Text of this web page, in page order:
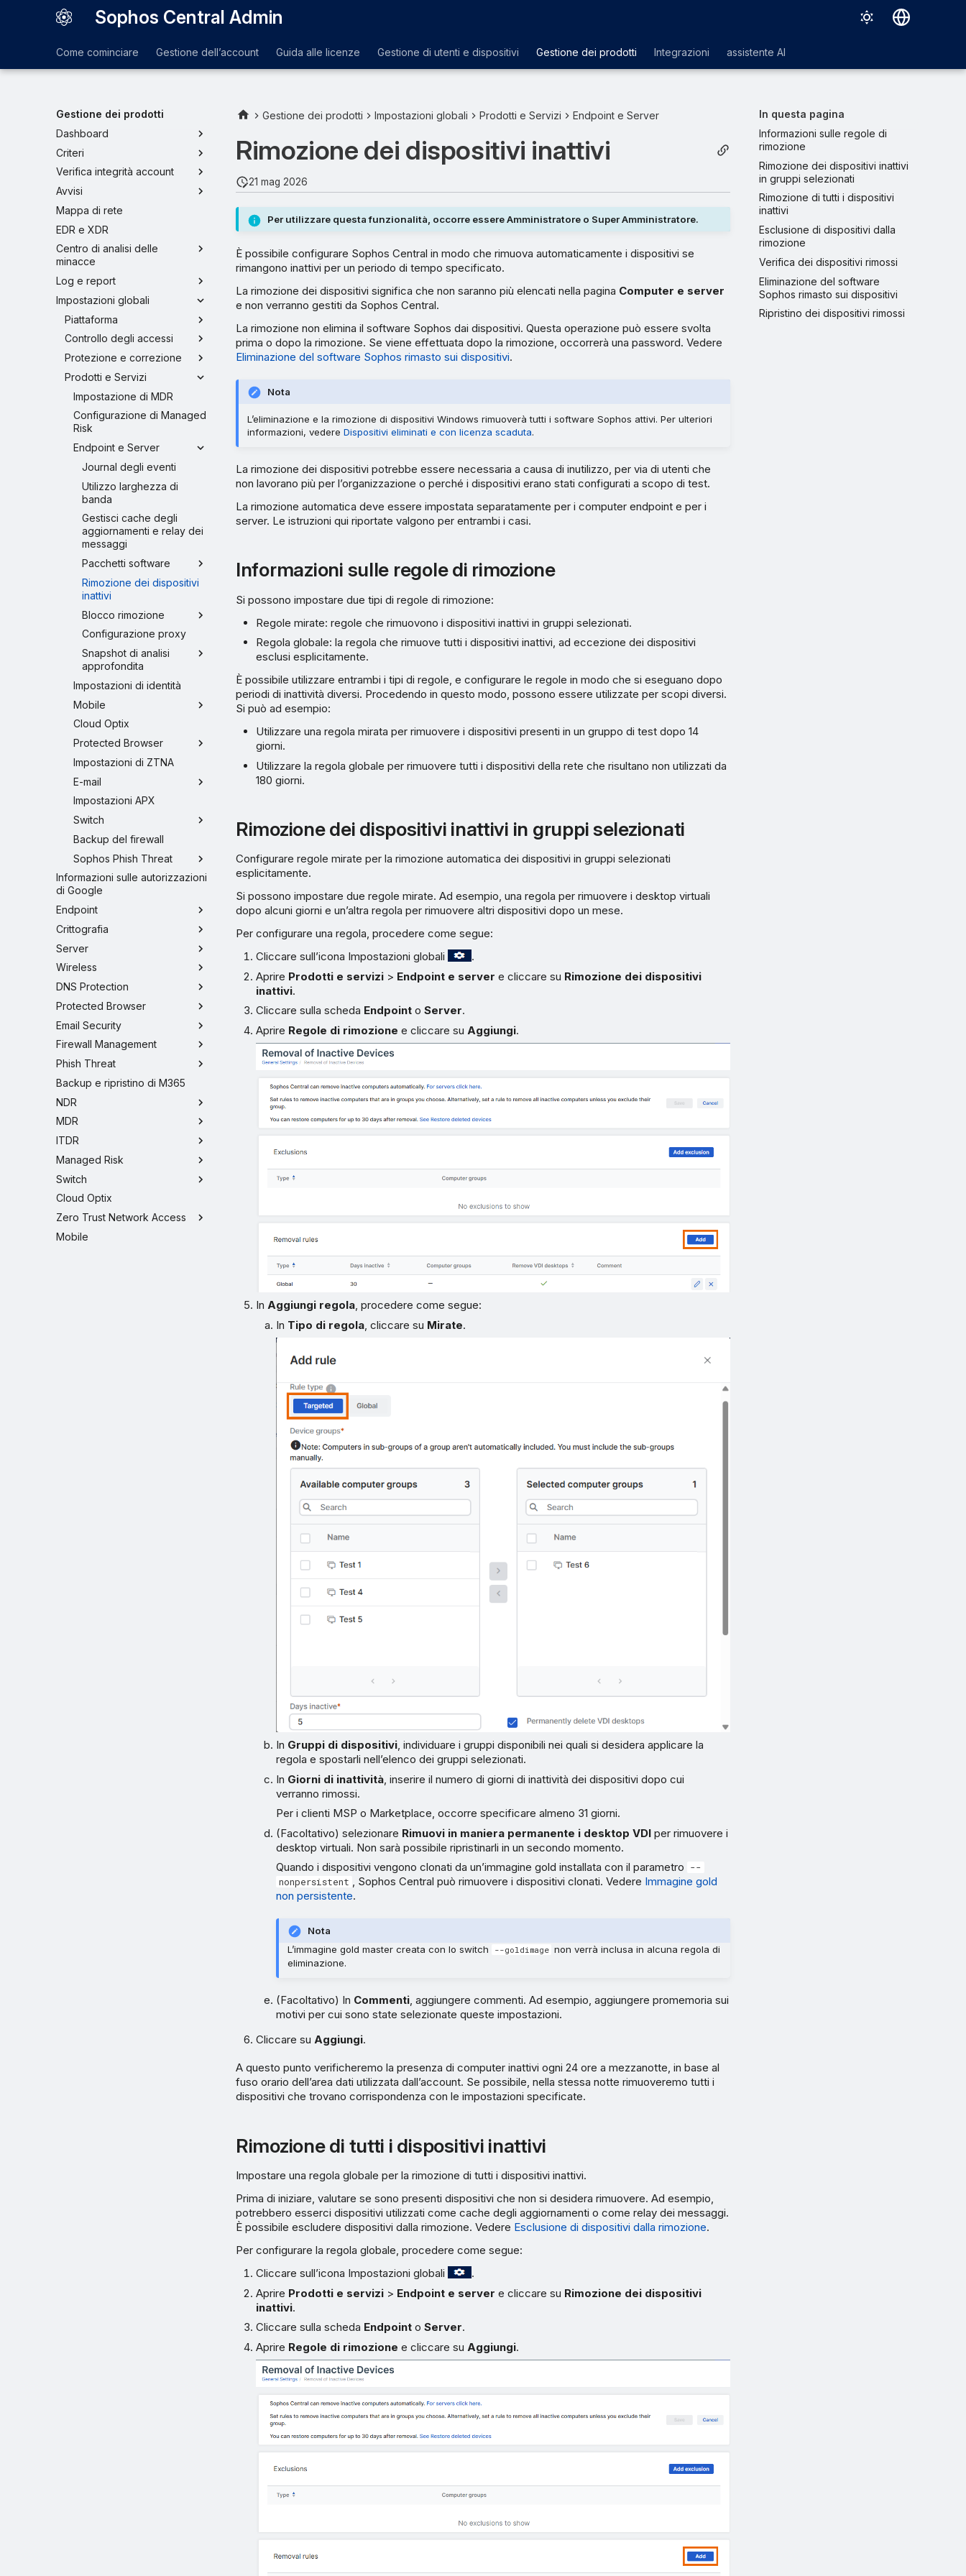
Sophos Central Admin
Français
日本語
한국어
Português (Brasil)
中文（繁體）
Come cominciare Gestione dell’account Guida alle licenze Gestione di utenti e dispositivi Gestione dei prodotti Integrazioni assistente AI
Gestione dei prodotti
Dashboard
Criteri
Verifica integrità account
Avvisi
Mappa di rete
EDR e XDR
Centro di analisi delle
minacce
Log e report
Impostazioni globali
Piattaforma
Controllo degli accessi
Protezione e correzione
Prodotti e Servizi
Impostazione di MDR
Configurazione di Managed
Risk
Endpoint e Server
Journal degli eventi
Utilizzo larghezza di
banda
Gestisci cache degli
aggiornamenti e relay dei
messaggi
Pacchetti software
Rimozione dei dispositivi
inattivi
Blocco rimozione
Configurazione proxy
Snapshot di analisi
approfondita
Impostazioni di identità
Mobile
Cloud Optix
Protected Browser
Impostazioni di ZTNA
E-mail
Impostazioni APX
Switch
Backup del firewall
Sophos Phish Threat
Informazioni sulle autorizzazioni
di Google
Endpoint
Crittografia
Server
Wireless
DNS Protection
Protected Browser
Email Security
Firewall Management
Phish Threat
Backup e ripristino di M365
NDR
MDR
ITDR
Managed Risk
Switch
Cloud Optix
Zero Trust Network Access
Mobile
In questa pagina
Informazioni sulle regole di
rimozione
Rimozione dei dispositivi inattivi
in gruppi selezionati
Rimozione di tutti i dispositivi
inattivi
Esclusione di dispositivi dalla
rimozione
Verifica dei dispositivi rimossi
Eliminazione del software
Sophos rimasto sui dispositivi
Ripristino dei dispositivi rimossi
Gestione dei prodotti Impostazioni globali Prodotti e Servizi Endpoint e Server
Rimozione dei dispositivi inattivi
21 mag 2026
Per utilizzare questa funzionalità, occorre essere Amministratore o Super Amministratore.
È possibile configurare Sophos Central in modo che rimuova automaticamente i dispositivi se
rimangono inattivi per un periodo di tempo specificato.
La rimozione dei dispositivi significa che non saranno più elencati nella pagina Computer e server
e non verranno gestiti da Sophos Central.
La rimozione non elimina il software Sophos dai dispositivi. Questa operazione può essere svolta
prima o dopo la rimozione. Se viene effettuata dopo la rimozione, occorrerà una password. Vedere
Eliminazione del software Sophos rimasto sui dispositivi.
Nota
L’eliminazione e la rimozione di dispositivi Windows rimuoverà tutti i software Sophos attivi. Per ulteriori
informazioni, vedere Dispositivi eliminati e con licenza scaduta.
La rimozione dei dispositivi potrebbe essere necessaria a causa di inutilizzo, per via di utenti che
non lavorano più per l’organizzazione o perché i dispositivi erano stati configurati a scopo di test.
La rimozione automatica deve essere impostata separatamente per i computer endpoint e per i
server. Le istruzioni qui riportate valgono per entrambi i casi.
Informazioni sulle regole di rimozione
Si possono impostare due tipi di regole di rimozione:
Regole mirate: regole che rimuovono i dispositivi inattivi in gruppi selezionati.
Regola globale: la regola che rimuove tutti i dispositivi inattivi, ad eccezione dei dispositivi
esclusi esplicitamente.
È possibile utilizzare entrambi i tipi di regole, e configurare le regole in modo che si eseguano dopo
periodi di inattività diversi. Procedendo in questo modo, possono essere utilizzate per scopi diversi.
Si può ad esempio:
Utilizzare una regola mirata per rimuovere i dispositivi presenti in un gruppo di test dopo 14
giorni.
Utilizzare la regola globale per rimuovere tutti i dispositivi della rete che risultano non utilizzati da
180 giorni.
Rimozione dei dispositivi inattivi in gruppi selezionati
Configurare regole mirate per la rimozione automatica dei dispositivi in gruppi selezionati
esplicitamente.
Si possono impostare due regole mirate. Ad esempio, una regola per rimuovere i desktop virtuali
dopo alcuni giorni e un’altra regola per rimuovere altri dispositivi dopo un mese.
Per configurare una regola, procedere come segue:
Cliccare sull’icona Impostazioni globali
.
Aprire Prodotti e servizi > Endpoint e server e cliccare su Rimozione dei dispositivi
inattivi.
Cliccare sulla scheda Endpoint oServer.
Aprire Regole di rimozione e cliccare su Aggiungi.
InAggiungi regola, procedere come segue:
In Tipo di regola, cliccare su Mirate.
In Gruppi di dispositivi, individuare i gruppi disponibili nei quali si desidera applicare la
regola e spostarli nell’elenco dei gruppi selezionati.
In Giorni di inattività , inserire il numero di giorni di inattività dei dispositivi dopo cui
verranno rimossi.
Per i clienti MSP o Marketplace, occorre specificare almeno 31 giorni.
(Facoltativo) selezionare Rimuovi in maniera permanente i desktop VDI per rimuovere i
desktop virtuali. Non sarà possibile ripristinarli in un secondo momento.
Quando i dispositivi vengono clonati da un’immagine gold installata con il parametro
--
nonpersistent , Sophos Central può rimuovere i dispositivi clonati. Vedere Immagine gold
non persistente.
Nota
L’immagine gold master creata con lo switch
--goldimage non verrà inclusa in alcuna regola di
eliminazione.
(Facoltativo) In Commenti, aggiungere commenti. Ad esempio, aggiungere promemoria sui
motivi per cui sono state selezionate queste impostazioni.
Cliccare suAggiungi.
A questo punto verificheremo la presenza di computer inattivi ogni 24 ore a mezzanotte, in base al
fuso orario dell’area dati utilizzata dall’account. Se possibile, nella stessa notte rimuoveremo tutti i
dispositivi che trovano corrispondenza con le impostazioni specificate.
Rimozione di tutti i dispositivi inattivi
Impostare una regola globale per la rimozione di tutti i dispositivi inattivi.
Prima di iniziare, valutare se sono presenti dispositivi che non si desidera rimuovere. Ad esempio,
potrebbero esserci dispositivi utilizzati come cache degli aggiornamenti o come relay dei messaggi.
È possibile escludere dispositivi dalla rimozione. Vedere Esclusione di dispositivi dalla rimozione.
Per configurare la regola globale, procedere come segue:
Cliccare sull’icona Impostazioni globali
.
Aprire Prodotti e servizi > Endpoint e server e cliccare su Rimozione dei dispositivi
inattivi.
Cliccare sulla scheda Endpoint oServer.
Aprire Regole di rimozione e cliccare su Aggiungi.